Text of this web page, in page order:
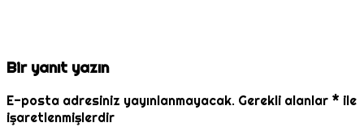
Bir yanıt yazın
E-posta adresiniz yayınlanmayacak. Gerekli alanlar * ile
işaretlenmişlerdir